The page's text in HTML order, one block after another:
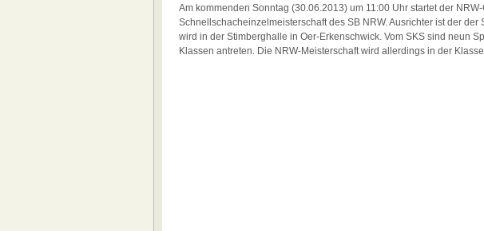
Am kommenden Sonntag (30.06.2013) um 11:00 Uhr startet der
Schnellschacheinzelmeisterschaft des SB NRW. Ausrichter ist der der
wird in der Stimberghalle in Oer-Erkenschwick. Vom SKS sind neun
Klassen antreten. Die NRW-Meisterschaft wird allerdings in der